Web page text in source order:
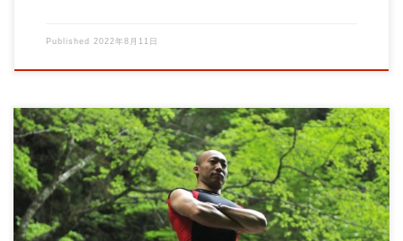
Published 2022年8月11日
pavel tsatsuouline,andy bolton,Deadlift Dynamite,P […]